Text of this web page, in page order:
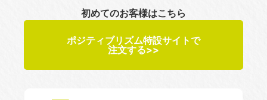
初めてのお客様はこちら
ポジティブリズム特設サイトで
注文する>>